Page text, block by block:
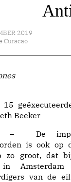
2019
Curacao
15
Beeker
– De
is ook op
zo groot, dat
in
van de